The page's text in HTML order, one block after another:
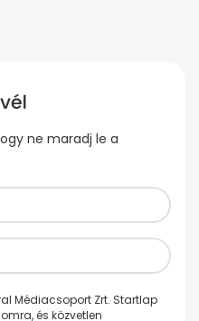
ne maradj le a
Médiacsoport Zrt. Startlap
és közvetlen